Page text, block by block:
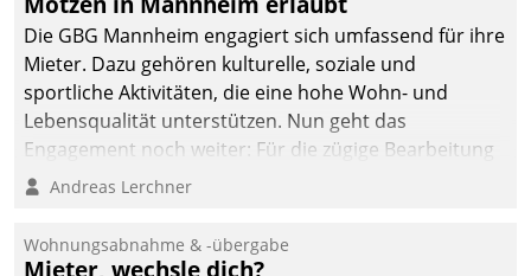
Die GBG Mannheim engagiert sich umfassend für ihre
Mieter. Dazu gehören kulturelle, soziale und
sportliche Aktivitäten, die eine hohe Wohn- und
Lebensqualität unterstützen. Nun geht das
Engagement noch weiter: Für die zügige Bearbeitung
von Beschwerden – oder Lob – richtet das
und Beschwerde-Management einen eigenen Kanal
ein.
Andreas Lerchner
Wohnungsabnahme & -übergabe
Mieter, wechsle dich?